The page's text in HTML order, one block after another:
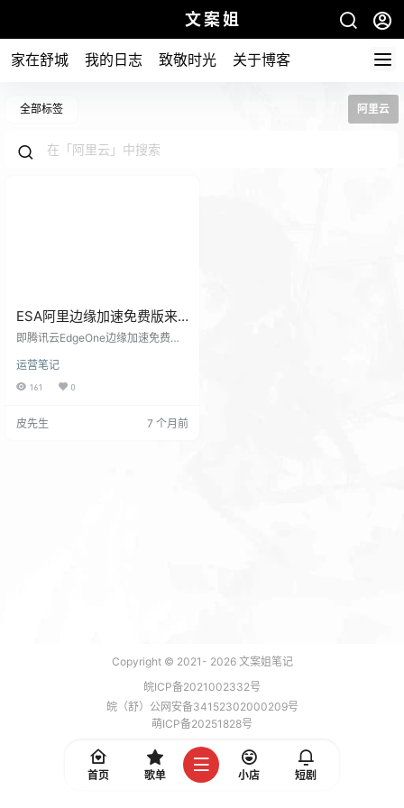
文案姐
家在舒城 我的日志 致敬时光 关于博客
全部标签 阿里云
ESA阿里边缘加速免费版来
了 对比腾讯ED还是有一定优
即腾讯云EdgeOne边缘加速免费版
边缘加速免费版。二者大致相同，
今天我也开通了阿里的ESA并且解析
都解析一个子域名对比了一下速度
运营笔记
161 0
皮先生 7 个月前
Copyright © 2021- 2026文案姐笔记
皖ICP备2021002332号
皖（舒）公网安备34152302000209号
萌ICP备20251828号
加载 5 能，功耗 0.1793 焦耳
首页
歌单 小店 短剧